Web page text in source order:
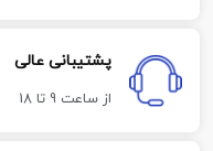
پشتیبانی عالی
از ساعت 9 تا 18